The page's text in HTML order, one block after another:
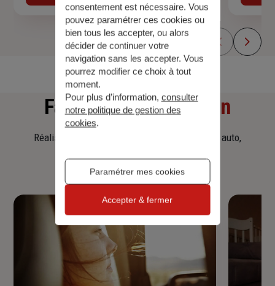
Faitesune simulation
Réalisez une simulation tarifaire d'assurance, auto,
consentement est nécessaire. Vous
pouvez paramétrer ces cookies ou
bien tous les accepter, ou alors
décider de continuer votre
navigation sans les accepter. Vous
pourrez modifier ce choix à tout
moment.
Pour plus d’information, consulter
notre politique de gestion des
cookies.
Paramétrer mes cookies
Accepter & fermer